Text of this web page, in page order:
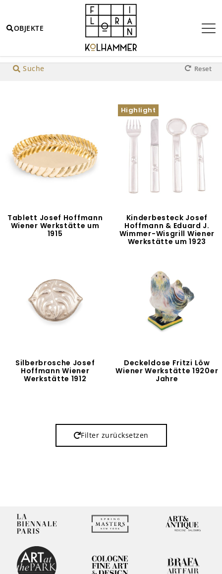
OBJEKTE
Werkstätte Hagenauer Wien
Suche Reset
Tablett Josef Hoffmann
Wiener Werkstätte um
1915
Highlight
Kinderbesteck Josef
Hoffmann & Eduard J.
Wimmer-Wisgrill Wiener
Werkstätte um 1923
Silberbrosche Josef
Hoffmann Wiener
Werkstätte 1912
Deckeldose Fritzi Löw
Wiener Werkstätte 1920er
Jahre
Filter zurücksetzen